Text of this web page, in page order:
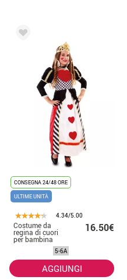
CONSEGNA 24/48 ORE
ULTIME UNITÀ
4.34/5.00
Costume da
regina di cuori
per bambina
16.50€
5-6A
AGGIUNGI